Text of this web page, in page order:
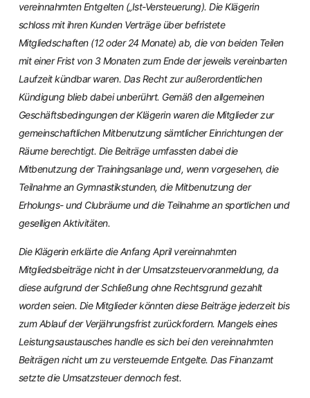
vereinnahmten Entgelten („Ist-Versteuerung). Die Klägerin
schloss mit ihren Kunden Verträge über befristete
Mitgliedschaften (12 oder 24 Monate) ab, die von beiden Teilen
mit einer Frist von 3 Monaten zum Ende der jeweils vereinbarten
Laufzeit kündbar waren. Das Recht zur außerordentlichen
Kündigung blieb dabei unberührt. Gemäß den allgemeinen
Geschäftsbedingungen der Klägerin waren die Mitglieder zur
gemeinschaftlichen Mitbenutzung sämtlicher Einrichtungen der
Räume berechtigt. Die Beiträge umfassten dabei die
Mitbenutzung der Trainingsanlage und, wenn vorgesehen, die
Teilnahme an Gymnastikstunden, die Mitbenutzung der
Erholungs- und Clubräume und die Teilnahme an sportlichen und
geselligen Aktivitäten.
Die Klägerin erklärte die Anfang April vereinnahmten
Mitgliedsbeiträge nicht in der Umsatzsteuervoranmeldung, da
diese aufgrund der Schließung ohne Rechtsgrund gezahlt
worden seien. Die Mitglieder könnten diese Beiträge jederzeit bis
zum Ablauf der Verjährungsfrist zurückfordern. Mangels eines
Leistungsaustausches handle es sich bei den vereinnahmten
Beiträgen nicht um zu versteuernde Entgelte. Das Finanzamt
setzte die Umsatzsteuer dennoch fest.